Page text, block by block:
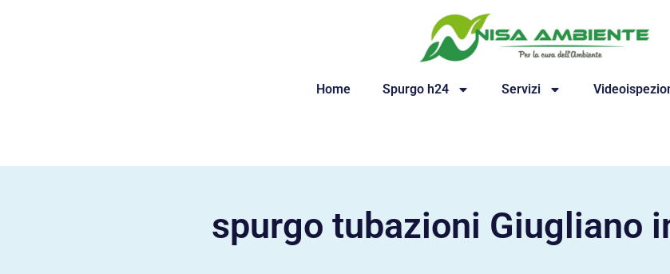
Home Spurgo h24 Servizi
spurgo tubazioni Giugliano